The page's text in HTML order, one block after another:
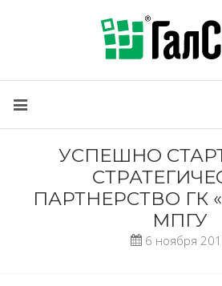
УСПЕШНО
ПАРТНЕРСТВО ГК
МПГУ
6 ноября